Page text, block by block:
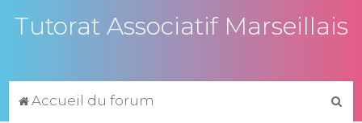
Tutorat Associatif Marseillais
Accueil du forum